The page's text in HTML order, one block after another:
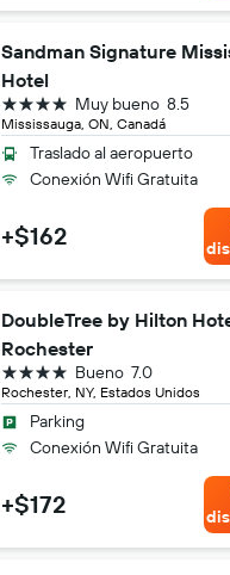
Sandman Signature
Hotel
Mississauga, ON, Canadá
8.5
Muy bueno
4 estrellas
Traslado al aeropuerto
Conexión Wifi Gratuita
+$162
DoubleTree by Hilton
Rochester
Rochester, NY, Estados Unidos
7.0
Bueno
4 estrellas
Parking
Conexión Wifi Gratuita
+$172